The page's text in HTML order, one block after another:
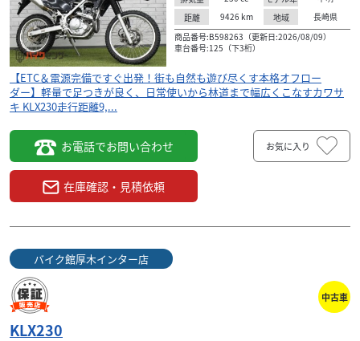
距離
9426 km 地域
長崎県
商品番号:B598263（更新日:2026/08/09）
車台番号:125（下3桁）
【ETC＆電源完備ですぐ出発！街も自然も遊び尽くす本格オフロー
ダー】軽量で足つきが良く、日常使いから林道まで幅広くこなすカワサ
キ KLX230走行距離9,...
お電話でお問い合わせ
在庫確認・見積依頼
お気に入り
バイク館厚木インター店
中古車
KLX230